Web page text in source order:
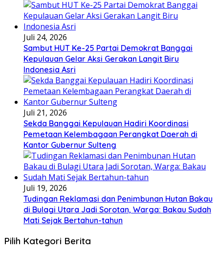
Juli 24, 2026
Sambut HUT Ke-25 Partai Demokrat Banggai
Kepulauan Gelar Aksi Gerakan Langit Biru
Indonesia Asri
Juli 21, 2026
Sekda Banggai Kepulauan Hadiri Koordinasi
Pemetaan Kelembagaan Perangkat Daerah di
Kantor Gubernur Sulteng
Juli 19, 2026
Tudingan Reklamasi dan Penimbunan Hutan Bakau
di Bulagi Utara Jadi Sorotan, Warga: Bakau Sudah
Mati Sejak Bertahun-tahun
Pilih Kategori Berita